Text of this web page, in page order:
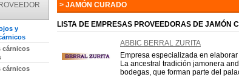
y
cárnicos
cárnicos
> JAMÓN CURADO
LISTA DE EMPRESAS PROVEEDORAS DE JAMÓN
ABBIC BERRAL ZURITA
Empresa especializada en
La ancestral tradición jamonera
bodegas, que forman parte del